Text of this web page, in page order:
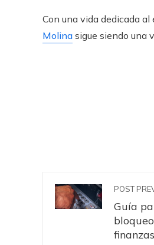
Con una vida dedicada
Molina sigue siendo una
POST
Guía